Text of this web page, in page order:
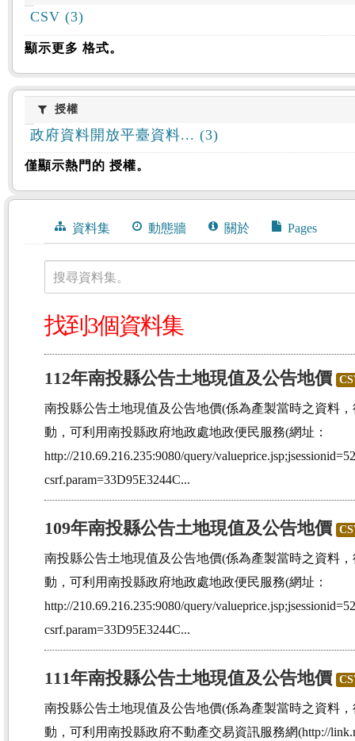
CSV (3)
顯示更多 格式。
授權授權
政府資料開放平臺資料... (3)
僅顯示熱門的 授權。
資料集 動態牆 關於 Pages
搜尋資料集。
找到3個資料集
112年南投縣公告土地現值及公告地價
南投縣公告土地現值及公告地價(係為產製當時之資料
動，可利用南投縣政府地政處地政便民服務(網址：
http://210.69.216.235:9080/query/
csrf.param=33D95E3244C...
109年南投縣公告土地現值及公告地價
南投縣公告土地現值及公告地價(係為產製當時之資料
動，可利用南投縣政府地政處地政便民服務(網址：
http://210.69.216.235:9080/query/
csrf.param=33D95E3244C...
111年南投縣公告土地現值及公告地價
南投縣公告土地現值及公告地價(係為產製當時之資料
動，可利用南投縣政府不動產交易資訊服務網(http://